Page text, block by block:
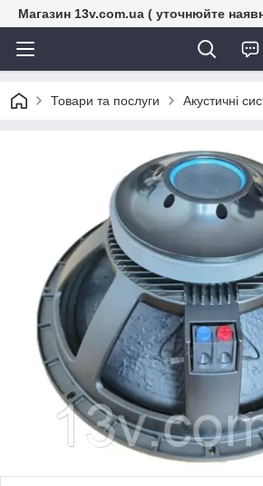
Магазин 13v.com.ua ( уточнюйте
Товари та послуги Акустичні